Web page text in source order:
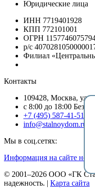
Юридические лица
ИНН 7719401928
КПП 772101001
ОГРН
р/с
Филиал
Контакты
109428, Москва,
c 8:00 до 18:00 Без
+7 (495) 587-41-51
info@stalnoydom.ru
Мы в соц.сетях:
Информация на сайте не
© 2001–2026 ООО «ГК
надежность. | Карта сайта